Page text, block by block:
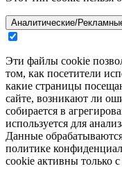
Аналитические/
Эти файлы cookie
том, как посетители
какие страницы
сайте, возникают ли
собирается в
используется для
Данные
политике
cookie активны только с